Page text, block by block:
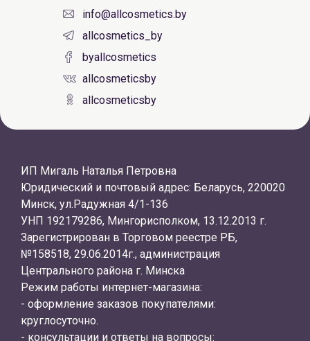
info@allcosmetics.by
allcosmetics_by
byallcosmetics
allcosmeticsby
allcosmeticsby
ИП Мигаль Наталья Петровна
Юридический и почтовый адрес: Беларусь, 220020
Минск, ул.Радужная 4/1-136
УНП 192179286, Мингорисполком, 13.12.2013 г.
Зарегистрирован в Торговом реестре РБ,
№158518, 29.06.2014г., администрация
Центрального района г. Минска
Режим работы интернет-магазина:
- оформление заказов покупателями:
круглосуточно.
- консультации и ответы на вопросы: